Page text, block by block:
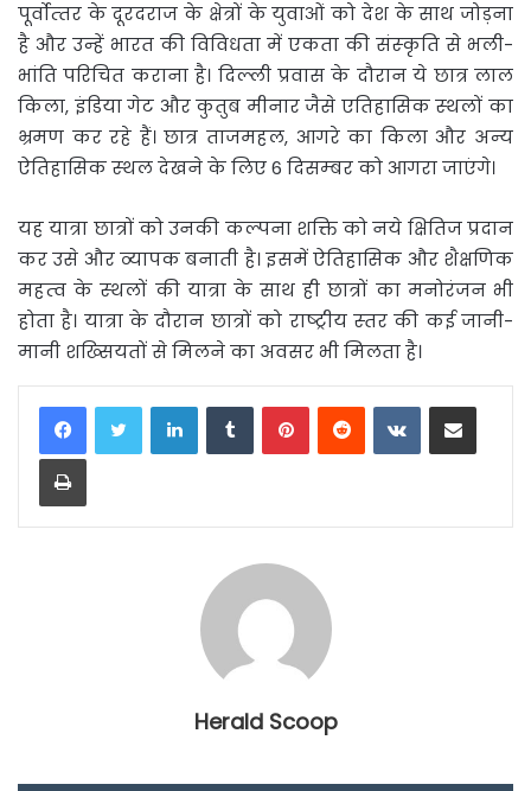
पूर्वोत्‍तर के दूरदराज के क्षेत्रों के युवाओं को देश के साथ जोड़ना
है और उन्‍हें भारत की विविधता में एकता की संस्‍कृति से भली-
भांति परिचित कराना है। दिल्‍ली प्रवास के दौरान ये छात्र लाल
किला, इंडिया गेट और कुतुब मीनार जैसे एतिहासिक स्‍थलों का
भ्रमण कर रहे हैं। छात्र ताजमहल, आगरे का किला और अन्‍य
ऐतिहासिक स्‍थल देखने के लिए 6 दिसम्‍बर को आगरा जाएंगे।
यह यात्रा छात्रों को उनकी कल्‍पना शक्ति को नये क्षितिज प्रदान
कर उसे और व्‍यापक बनाती है। इसमें ऐतिहासिक और शैक्षणिक
महत्‍व के स्‍थलों की यात्रा के साथ ही छात्रों का मनोरंजन भी
होता है। यात्रा के दौरान छात्रों को राष्‍ट्रीय स्‍तर की कई जानी-
मानी शख्‍सियतों से मिलने का अवसर भी मिलता है।
LinkedInTumblrPinterestReddit VKontakteShare via Email
Print
Herald Scoop